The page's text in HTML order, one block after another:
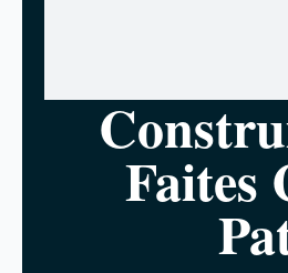
Faites